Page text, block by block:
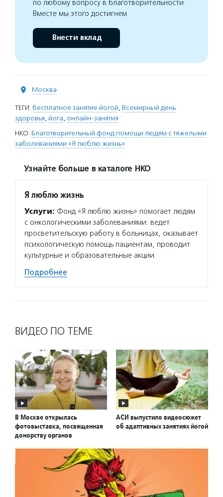
по любому вопросу в благотворительности.
Вместе мы этого достигнем
Внести вклад
Москва
ТЕГИ: бесплатное занятие йогой, Всемирный день
здоровья, йога, онлайн-занятия
НКО: Благотворительный фонд помощи людям с тяжелыми
заболеваниями «Я люблю жизнь»
Узнайте больше в каталоге НКО
Я люблю жизнь
Услуги: Фонд «Я люблю жизнь» помогает людям
с онкологическими заболеваниями: ведет
просветительскую работу в больницах, оказывает
психологическую помощь пациентам, проводит
культурные и образовательные акции.
Подробнее
ВИДЕО ПО ТЕМЕ
В Москве открылась
фотовыставка, посвященная
донорству органов
АСИ выпустило видеосюжет
об адаптивных занятиях йогой